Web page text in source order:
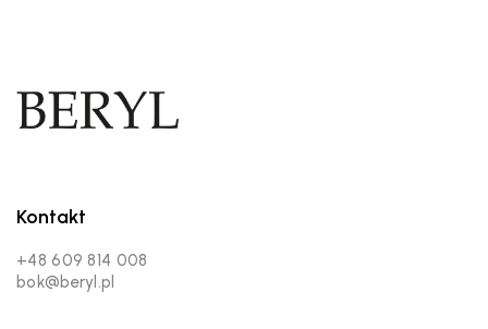
Kontakt
+48 609 814 008
bok@beryl.pl